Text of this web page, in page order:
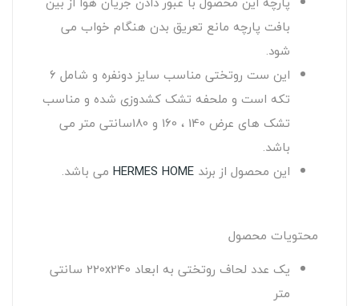
بافت پارچه مانع تعریق بدن هنگام خواب می
شود.
این ست روتختی مناسب سایز دونفره و شامل 6
تکه است و ملحفه تشک کشدوزی شده و مناسب
تشک های عرض 140 ، 160 و 180سانتی متر می
باشد.
این محصول از برند HERMES HOME می باشد.
محتویات محصول
یک عدد لحاف روتختی به ابعاد 220x240 سانتی
متر